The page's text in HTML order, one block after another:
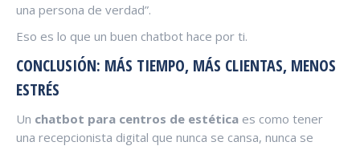
una persona de verdad”.
Eso es lo que un buen chatbot hace por ti.
CONCLUSIÓN: MÁS TIEMPO, MÁS CLIENTAS, MENOS
ESTRÉS
Un chatbot para centros de estética es como tener
una recepcionista digital que nunca se cansa, nunca se